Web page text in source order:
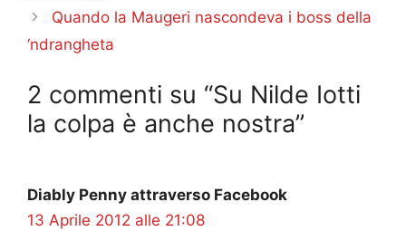
Quando la Maugeri nascondeva i boss della
‘ndrangheta
2 commenti su “Su Nilde Iotti
la colpa è anche nostra”
Diably Penny attraverso Facebook
13 Aprile 2012 alle 21:08